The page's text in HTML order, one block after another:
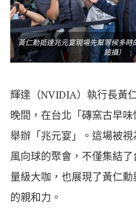
黃仁勳抵達兆元宴現場先幫等候多時
銘攝）
輝達（NVIDIA）執行長黃
晚間，在台北「磚窯古早
舉辦「兆元宴」。這場被
風向球的聚會，不僅集結
量級大咖，也展現了黃仁
的親和力。